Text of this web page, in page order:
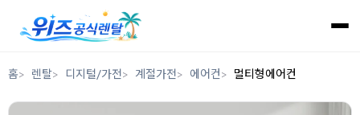
홈 렌탈 디지털/가전 계절가전 에어컨 멀티형에어컨